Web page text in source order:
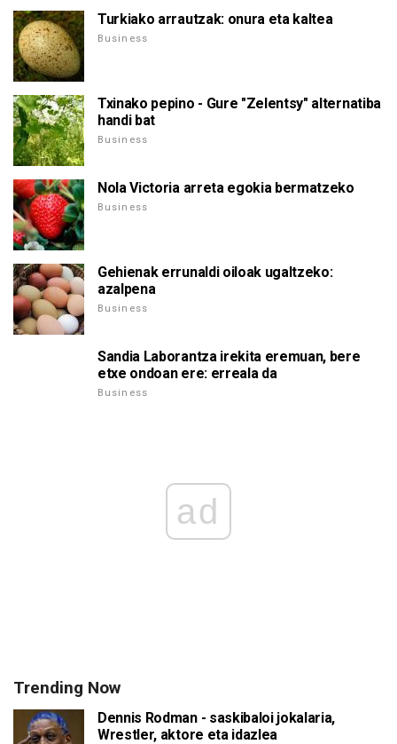
Turkiako arrautzak: onura eta kaltea
Business
Txinako pepino - Gure "Zelentsy" alternatiba
handi bat
Business
Nola Victoria arreta egokia bermatzeko
Business
Gehienak errunaldi oiloak ugaltzeko:
azalpena
Business
Sandia Laborantza irekita eremuan, bere
etxe ondoan ere: erreala da
Business
ad
Trending Now
Dennis Rodman - saskibaloi jokalaria,
Wrestler, aktore eta idazlea